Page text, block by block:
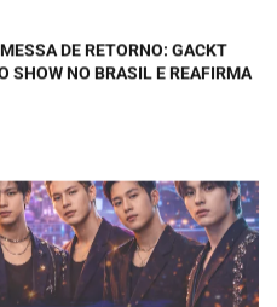
DE RETORNO: GACKT
NO BRASIL E REAFIRMA